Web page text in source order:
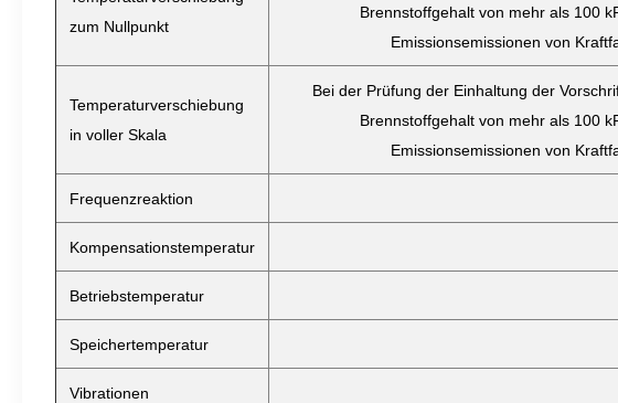
zum Nullpunkt
Brennstoffgehalt von mehr als 100
Emissionsemissionen von
Temperaturverschiebung
in voller Skala
Bei der Prüfung der Einhaltung der
Brennstoffgehalt von mehr als 100
Emissionsemissionen von
Frequenzreaktion
Kompensationstemperatur
Betriebstemperatur
Speichertemperatur
Vibrationen